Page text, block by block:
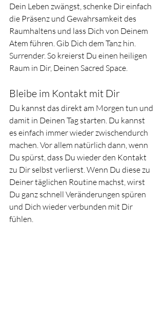
Dein Leben zwängst, schenke Dir einfach
die Präsenz und Gewahrsamkeit des
Raumhaltens und lass Dich von Deinem
Atem führen. Gib Dich dem Tanz hin.
Surrender. So kreierst Du einen heiligen
Raum in Dir, Deinen Sacred Space.
Bleibe im Kontakt mit Dir
Du kannst das direkt am Morgen tun und
damit in Deinen Tag starten. Du kannst
es einfach immer wieder zwischendurch
machen. Vor allem natürlich dann, wenn
Du spürst, dass Du wieder den Kontakt
zu Dir selbst verlierst. Wenn Du diese zu
Deiner täglichen Routine machst, wirst
Du ganz schnell Veränderungen spüren
und Dich wieder verbunden mit Dir
fühlen.